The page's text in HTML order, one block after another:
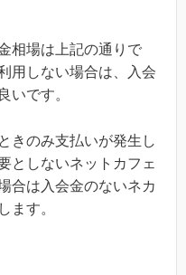
相場は上記の通りで
用しない場合は、入会
いです。
きのみ支払いが発生し
としないネットカフェ
合は入会金のないネカ
ます。